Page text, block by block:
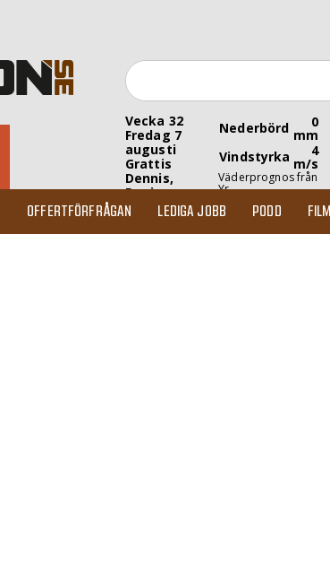
Vecka 32
Fredag 7
augusti
Grattis
Dennis,
Denise
Nederbörd 0
mm
Vindstyrka
4
m/s
Väderprognos från
Yr
OFFERTFÖRFRÅGAN LEDIGA JOBB PODD FILM